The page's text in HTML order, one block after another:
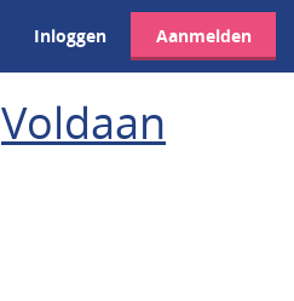
Inloggen Aanmelden
Voldaan